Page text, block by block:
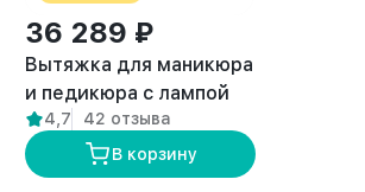
36 289 ₽
Вытяжка для маникюра
и педикюра с лампой
премиум “ANVIKOR VC-
AIR-3”
4,7
42 отзыва
В корзину